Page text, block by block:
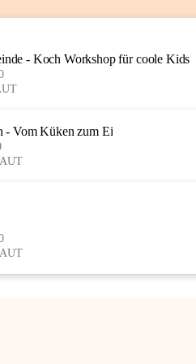
- Koch Workshop für coole Kids
- Vom Küken zum Ei